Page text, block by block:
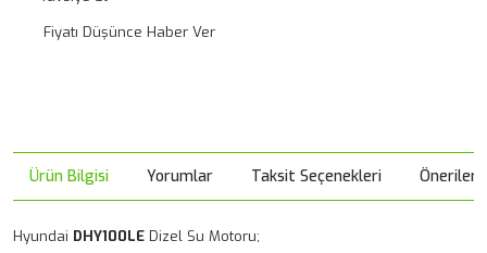
Fiyatı Düşünce Haber Ver
Ürün Bilgisi Yorumlar Taksit Seçenekleri
Hyundai DHY100LE Dizel Su Motoru;